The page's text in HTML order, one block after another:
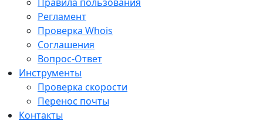
Регламент
Проверка Whois
Соглашения
Вопрос-Ответ
Инструменты
Проверка скорости
Перенос почты
Контакты